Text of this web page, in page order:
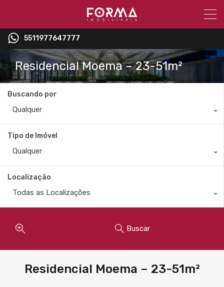
5511977647777
Residencial Moema – 23-51m²
Buscando por
Qualquer
Tipo de Imóvel
Qualquer
Localização
Todas as Localizações
Buscar
Residencial Moema – 23-51m²